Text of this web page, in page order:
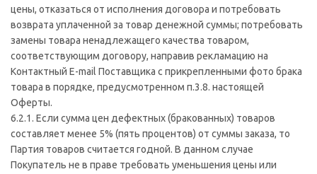
цены, отказаться от исполнения договора и потребовать
возврата уплаченной за товар денежной суммы; потребовать
замены товара ненадлежащего качества товаром,
соответствующим договору, направив рекламацию на
Контактный E-mail Поставщика с прикрепленными фото брака
товара в порядке, предусмотренном п.3.8. настоящей
Оферты.
6.2.1. Если сумма цен дефектных (бракованных) товаров
составляет менее 5% (пять процентов) от суммы заказа, то
Партия товаров считается годной. В данном случае
Покупатель не в праве требовать уменьшения цены или